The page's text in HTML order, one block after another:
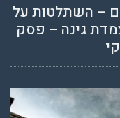
– השתלטות על
גינה – פסק